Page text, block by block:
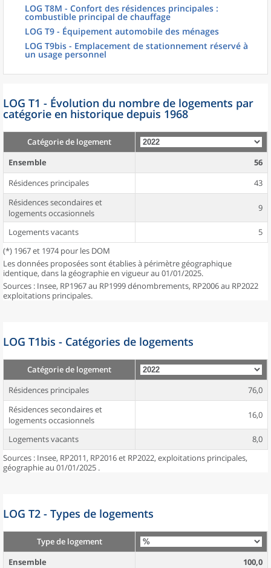
LOG T8M - Confort des résidences principales :
combustible principal de chauffage
LOG T9 - Équipement automobile des ménages
LOG T9bis - Emplacement de stationnement réservé à
un usage personnel
LOG T1 - Évolution du nombre de logements par
catégorie en historique depuis 1968
Catégorie de logement
Ensemble
56
Résidences principales
43
Résidences secondaires et
logements occasionnels
9
Logements vacants
5
(*) 1967 et 1974 pour les DOM
Les données proposées sont établies à périmètre géographique
identique, dans la géographie en vigueur au 01/01/2025.
Sources : Insee, RP1967 au RP1999 dénombrements, RP2006 au RP2022
exploitations principales.
LOG T1bis - Catégories de logements
Catégorie de logement
Résidences principales
76,0
Résidences secondaires et
logements occasionnels
16,0
Logements vacants
8,0
Sources : Insee, RP2011, RP2016 et RP2022, exploitations principales,
géographie au 01/01/2025 .
LOG T2 - Types de logements
Type de logement
Ensemble
100,0